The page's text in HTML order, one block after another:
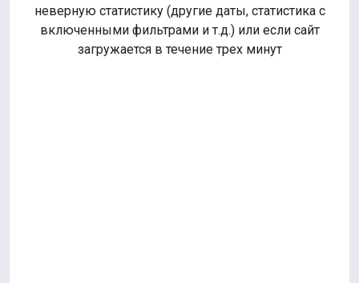
неверную статистику (другие даты, статистика с
включенными фильтрами и т.д.) или если сайт
загружается в течение трех минут